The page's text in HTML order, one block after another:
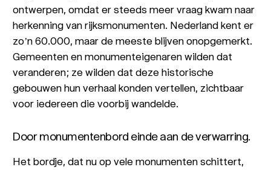
ontwerpen, omdat er steeds meer vraag kwam naar
herkenning van rijksmonumenten. Nederland kent er
zo’n 60.000, maar de meeste blijven onopgemerkt.
Gemeenten en monumenteigenaren wilden dat
veranderen; ze wilden dat deze historische
gebouwen hun verhaal konden vertellen, zichtbaar
voor iedereen die voorbij wandelde.
Door monumentenbord einde aan de verwarring.
Het bordje, dat nu op vele monumenten schittert,